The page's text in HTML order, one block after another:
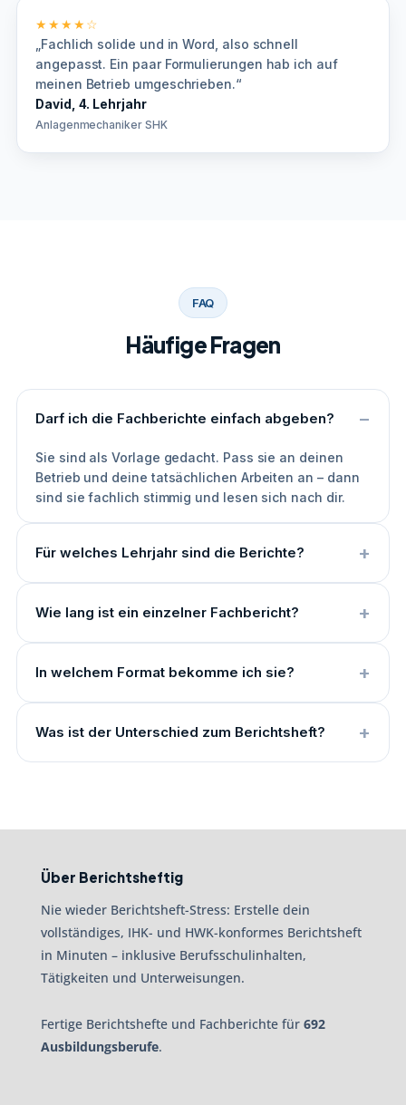
★★★★☆
„Fachlich solide und in Word, also schnell
angepasst. Ein paar Formulierungen hab ich auf
meinen Betrieb umgeschrieben.“
David, 4. Lehrjahr
Anlagenmechaniker SHK
FAQ
Häufige Fragen
Darf ich die Fachberichte einfach abgeben?
Sie sind als Vorlage gedacht. Pass sie an deinen
Betrieb und deine tatsächlichen Arbeiten an – dann
sind sie fachlich stimmig und lesen sich nach dir.
Für welches Lehrjahr sind die Berichte?
Wie lang ist ein einzelner Fachbericht?
In welchem Format bekomme ich sie?
Was ist der Unterschied zum Berichtsheft?
Über Berichtsheftig
Nie wieder Berichtsheft-Stress: Erstelle dein
vollständiges, IHK- und HWK-konformes Berichtsheft
in Minuten – inklusive Berufsschulinhalten,
Tätigkeiten und Unterweisungen.
Fertige Berichtshefte und Fachberichte für 692
Ausbildungsberufe.